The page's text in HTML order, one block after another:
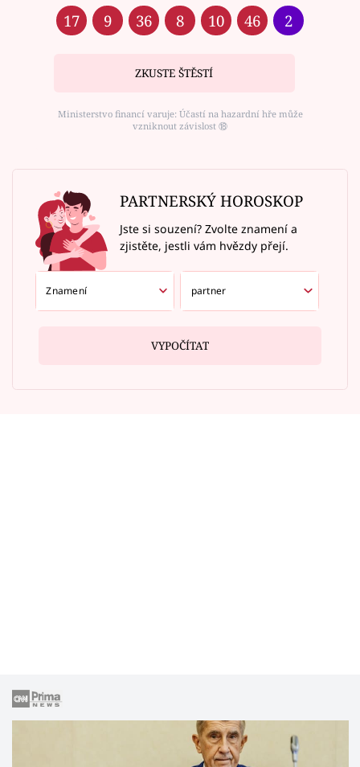
17 9 36 8 10 46 2
ZKUSTE ŠTĚSTÍ
Ministerstvo financí varuje: Účastí na hazardní hře může
vzniknout závislost ⑱
PARTNERSKÝ HOROSKOP
Jste si souzení? Zvolte znamení a
zjistěte, jestli vám hvězdy přejí.
VYPOČÍTAT